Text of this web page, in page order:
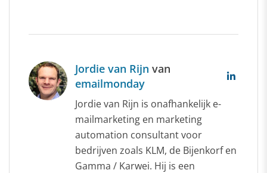
Jordie van Rijn van
emailmonday
Jordie van Rijn is onafhankelijk e-
mailmarketing en marketing
automation consultant voor
bedrijven zoals KLM, de Bijenkorf en
Gamma / Karwei. Hij is een